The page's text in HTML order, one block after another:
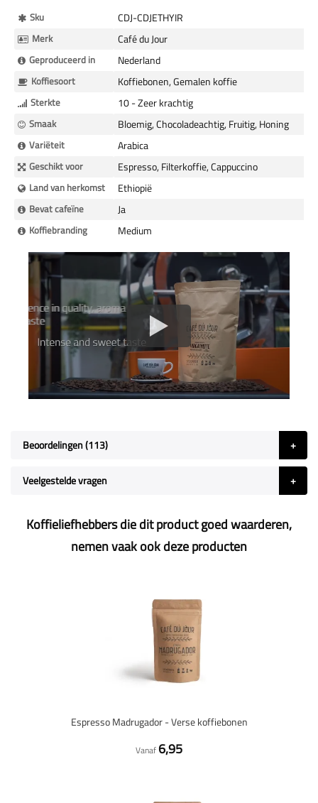
Meer
Informatie
Sku CDJ-CDJETHYIR
Merk Café du Jour
Geproduceerd in Nederland
Koffiesoort Koffiebonen, Gemalen koffie
Sterkte 10 - Zeer krachtig
Smaak Bloemig, Chocoladeachtig, Fruitig, Honing
Variëteit Arabica
Geschikt voor Espresso, Filterkoffie, Cappuccino
Land van herkomst Ethiopië
Bevat cafeïne Ja
Koffiebranding Medium
Beoordelingen 113
Veelgestelde vragen
Koffieliefhebbers die dit product goed waarderen,
nemen vaak ook deze producten
Espresso Madrugador - Verse koffiebonen
Vanaf 6,95